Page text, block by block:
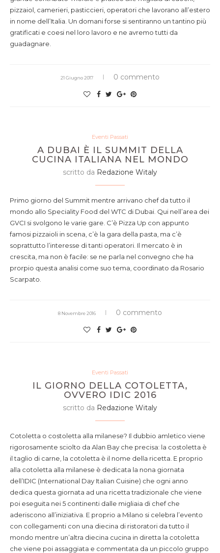
pizzaiol, camerieri, pasticcieri, operatori che lavorano all’estero
in nome dell’Italia. Un domani forse si sentiranno un tantino più
gratificati e coesi nel loro lavoro e ne avremo tutti da
guadagnare.
21 Giugno 2017 0 commento
Eventi Passati
A DUBAI È IL SUMMIT DELLA
CUCINA ITALIANA NEL MONDO
scritto da Redazione Witaly
Primo giorno del Summit mentre arrivano chef da tutto il
mondo allo Speciality Food del WTC di Dubai. Qui nell’area dei
GVCI si svolgono le varie gare. C’è Pizza Up con appunto
famosi pizzaioli in scena, c’è la gara della pasta, ma c’è
soprattutto l’interesse di tanti operatori. Il mercato è in
crescita, ma non è facile: se ne parla nel convegno che ha
prorpio questa analisi come suo tema, coordinato da Rosario
Scarpato.
8 Novembre 2016 0 commento
Eventi Passati
IL GIORNO DELLA COTOLETTA,
OVVERO IDIC 2016
scritto da Redazione Witaly
Cotoletta o costoletta alla milanese? Il dubbio amletico viene
rigorosamente sciolto da Alan Bay che precisa: la costoletta è
il taglio di carne, la cotoletta è il nome della ricetta. E proprio
alla cotoletta alla milanese è dedicata la nona giornata
dell’IDIC (International Day Italian Cuisine) che ogni anno
dedica questa giornata ad una ricetta tradizionale che viene
poi eseguita nei 5 continenti dalle migliaia di chef che
aderiscono all’iniziativa. E proprio a Milano si celebra l’evento
con collegamenti con una diecina di ristoratori da tutto il
mondo mentre un’altra diecina cucina in diretta la cotoletta
che viene poi assaggiata e commentata da un piccolo gruppo